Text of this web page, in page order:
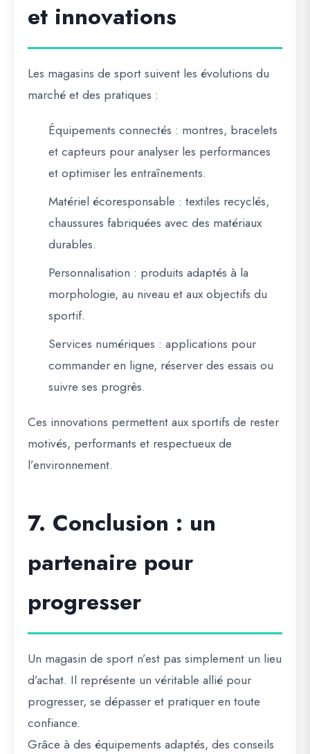
et innovations
Les magasins de sport suivent les évolutions du
marché et des pratiques :
Équipements connectés : montres, bracelets
et capteurs pour analyser les performances
et optimiser les entraînements.
Matériel écoresponsable : textiles recyclés,
chaussures fabriquées avec des matériaux
durables.
Personnalisation : produits adaptés à la
morphologie, au niveau et aux objectifs du
sportif.
Services numériques : applications pour
commander en ligne, réserver des essais ou
suivre ses progrès.
Ces innovations permettent aux sportifs de rester
motivés, performants et respectueux de
l’environnement.
7. Conclusion : un
partenaire pour
progresser
Un magasin de sport n’est pas simplement un lieu
d’achat. Il représente un véritable allié pour
progresser, se dépasser et pratiquer en toute
confiance.
Grâce à des équipements adaptés, des conseils